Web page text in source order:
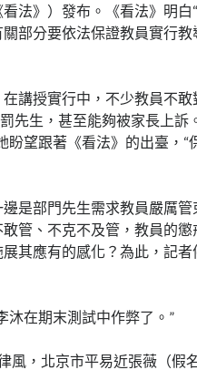
法》）發布。《看法》明白
部分要依法保證教員實行教
講授實行中，不少教員不
先生，甚至能夠被家長上訴
盼望跟著《看法》的出臺，“
是部門先生需求教員嚴厲管
管、不克不及管，教員的
其應有的感化？為此，記
沐在期末測試中作弊了。”
風，北京市平易近張薇（假